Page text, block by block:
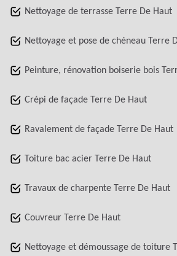
Nettoyage de terrasse Terre De Haut
Nettoyage et pose de chéneau Terre
Peinture, rénovation boiserie bois
Crépi de façade Terre De Haut
Ravalement de façade Terre De Haut
Toiture bac acier Terre De Haut
Travaux de charpente Terre De Haut
Couvreur Terre De Haut
Nettoyage et démoussage de toiture